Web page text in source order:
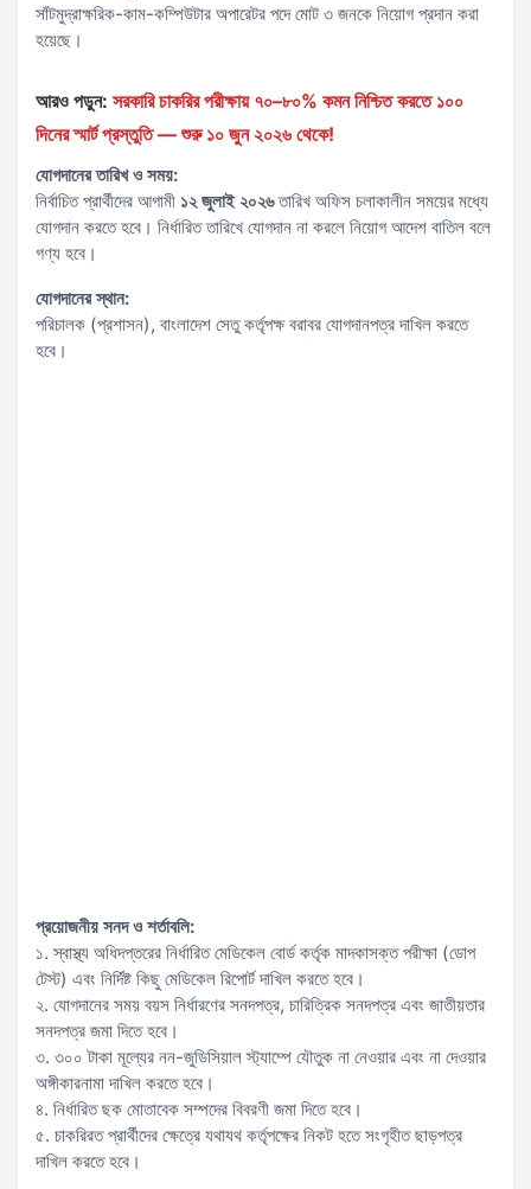
সাঁটমুদ্রাক্ষরিক-কাম-কম্পিউটার অপারেটর পদে মোট ৩ জনকে নিয়োগ প্রদান করা
হয়েছে।
আরও পড়ুন: সরকারি চাকরির পরীক্ষায় ৭০–৮০% কমন নিশ্চিত করতে ১০০
দিনের স্মার্ট প্রস্তুতি — শুরু ১০ জুন ২০২৬ থেকে!
যোগদানের তারিখ ও সময়:
নির্বাচিত প্রার্থীদের আগামী ১২ জুলাই ২০২৬তারিখ অফিস চলাকালীন সময়ের মধ্যে
যোগদান করতে হবে। নির্ধারিত তারিখে যোগদান না করলে নিয়োগ আদেশ বাতিল বলে
গণ্য হবে।
যোগদানের স্থান:
পরিচালক (প্রশাসন), বাংলাদেশ সেতু কর্তৃপক্ষ বরাবর যোগদানপত্র দাখিল করতে
হবে।
প্রয়োজনীয় সনদ ও শর্তাবলি:
১. স্বাস্থ্য অধিদপ্তরের নির্ধারিত মেডিকেল বোর্ড কর্তৃক মাদকাসক্ত পরীক্ষা (ডোপ
টেস্ট) এবং নির্দিষ্ট কিছু মেডিকেল রিপোর্ট দাখিল করতে হবে।
২. যোগদানের সময় বয়স নির্ধারণের সনদপত্র, চারিত্রিক সনদপত্র এবং জাতীয়তার
সনদপত্র জমা দিতে হবে।
৩. ৩০০ টাকা মূল্যের নন-জুডিসিয়াল স্ট্যাম্পে যৌতুক না নেওয়ার এবং না দেওয়ার
অঙ্গীকারনামা দাখিল করতে হবে।
৪. নির্ধারিত ছক মোতাবেক সম্পদের বিবরণী জমা দিতে হবে।
৫. চাকরিরত প্রার্থীদের ক্ষেত্রে যথাযথ কর্তৃপক্ষের নিকট হতে সংগৃহীত ছাড়পত্র
দাখিল করতে হবে।